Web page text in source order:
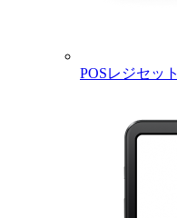
POSレジセット